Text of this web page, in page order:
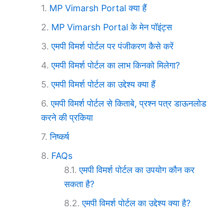
MP Vimarsh Portal क्या हैं
MP Vimarsh Portal के मेन पॉइंट्स
एमपी विमर्श पोर्टल पर पंजीकरण कैसे करें
एमपी विमर्श पोर्टल का लाभ किनको मिलेगा?
एमपी विमर्श पोर्टल का उद्देश्य क्या हैं
एमपी विमर्श पोर्टल से किताबे, प्रश्न पत्र डाऊनलोड
करने की प्रकिया
निष्कर्ष
FAQs
एमपी विमर्श पोर्टल का उपयोग कौन कर
सकता है?
एमपी विमर्श पोर्टल का उद्देश्य क्या है?